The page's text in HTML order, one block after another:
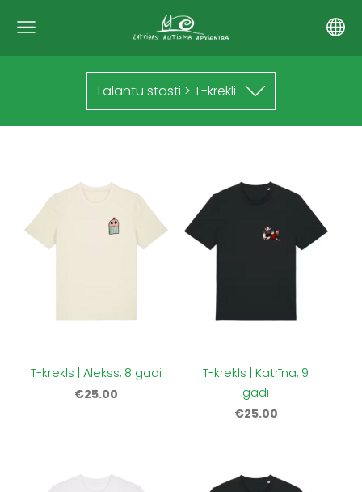
Talantu stāsti > T-krekli
T-krekls | Alekss, 8 gadi
€25.00
T-krekls | Katrīna, 9
gadi
€25.00